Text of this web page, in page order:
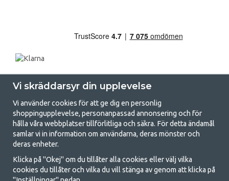
GetCamping.se - Din butik för camping
och uteliv
Att campa kan antingen vara en livsstil eller ett sätt att samla familjen
Vi skräddarsyr din upplevelse
Vi använder cookies för att ge dig en personlig
shoppingupplevelse, personanpassad annonsering och för
hålla våra webbplatser tillförlitliga och säkra. För detta ändamål
samlar vi in information om användarna, deras mönster och
deras enheter.
Klicka på "Okej" om du tillåter alla cookies eller välj vilka
cookies du tillåter och vilka du vill stänga av genom att klicka på